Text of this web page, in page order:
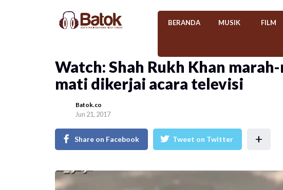
BERANDA MUSIK FILM
Watch: Shah Rukh Khan
mati dikerjai acara televisi
Batok.co
Jun 21, 2017
Share on Facebook Tweet on Twitter +